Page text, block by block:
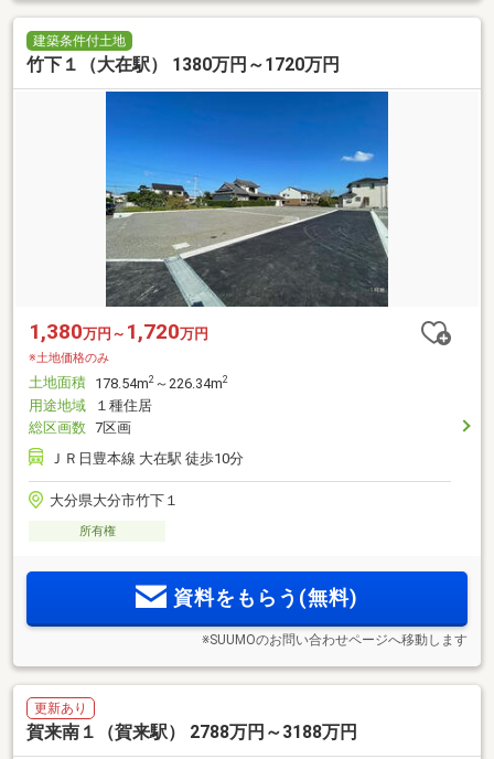
建築条件付土地
竹下１（大在駅） 1380万円～1720万円
1,380万円～ 1,720万円
※土地価格のみ
土地面積 178.54m2 ～226.34m2
用途地域
１種住居
総区画数 7区画
ＪＲ日豊本線 大在駅 徒歩10分
大分県大分市竹下１
所有権
資料をもらう(無料)
※SUUMOのお問い合わせページへ移動します
更新あり
賀来南１（賀来駅） 2788万円～3188万円